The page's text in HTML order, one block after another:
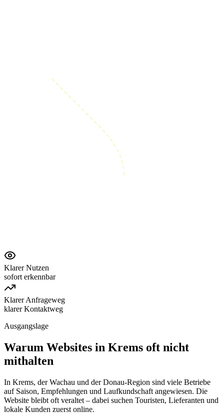
Klarer Nutzen
sofort erkennbar
Klarer Anfrageweg
klarer Kontaktweg
Ausgangslage
Warum Websites in Krems oft nicht
mithalten
In Krems, der Wachau und der Donau-Region sind viele Betriebe
auf Saison, Empfehlungen und Laufkundschaft angewiesen. Die
Website bleibt oft veraltet – dabei suchen Touristen, Lieferanten und
lokale Kunden zuerst online.